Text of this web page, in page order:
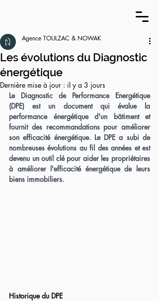
Les évolutions du Diagnostic
énergétique
Agence TOULZAC & NOWAK
Dernière mise à jour : il y a 3 jours
Le Diagnostic de Performance Energétique
(DPE) est un document qui évalue la
performance énergétique d'un bâtiment et
fournit des recommandations pour améliorer
son efficacité énergétique. Le DPE a subi de
nombreuses évolutions au fil des années et est
devenu un outil clé pour aider les propriétaires
à améliorer l'efficacité énergétique de leurs
biens immobiliers.
Historique du DPE